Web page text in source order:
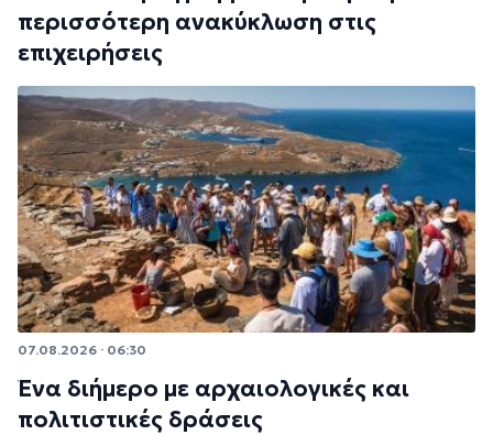
περισσότερη ανακύκλωση στις
επιχειρήσεις
07.08.2026 · 06:30
Ένα διήμερο με αρχαιολογικές και
πολιτιστικές δράσεις